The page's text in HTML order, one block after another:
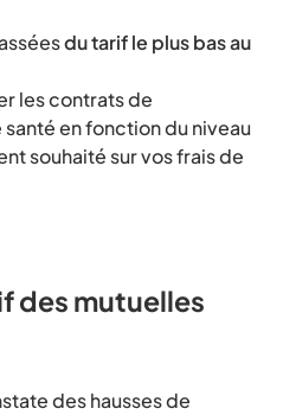
du tarif le plus bas au
les contrats de
en fonction du niveau
souhaité sur vos frais de
des mutuelles
des hausses de